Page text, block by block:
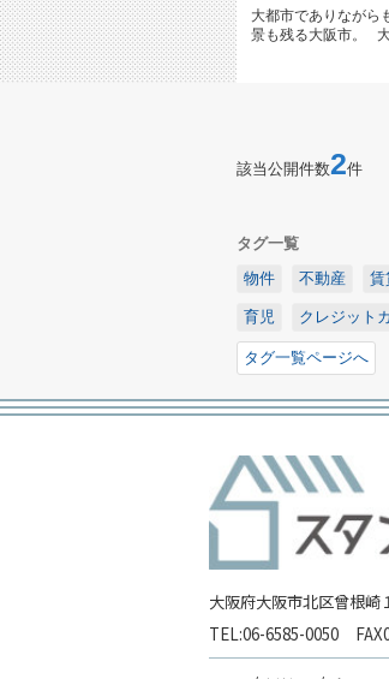
大都市でありながら
景も残る大阪市。
該当公開件数2件
タグ一覧
物件
不動産 賃
育児 クレジット
タグ一覧ページへ
大阪府大阪市北区曾根崎
TEL:06-6585-0050 FAX